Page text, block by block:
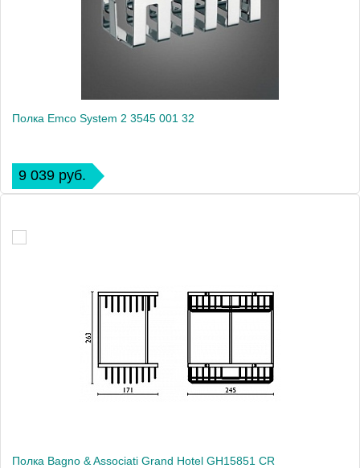
Полка Emco System 2 3545 001 32
9 039 руб.
Полка Bagno & Associati Grand Hotel GH15851 CR